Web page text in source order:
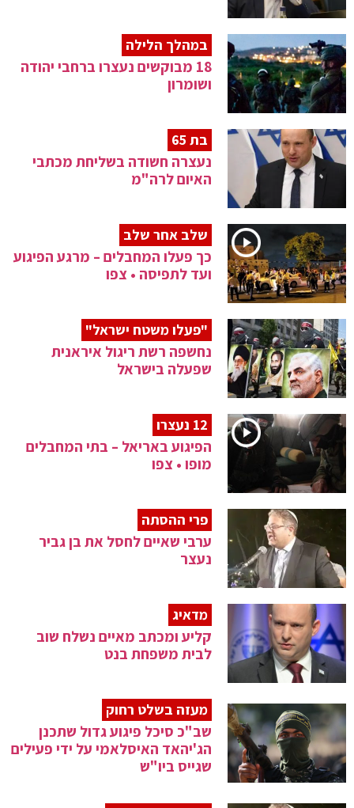
במהלך הלילה
18 מבוקשים נעצרו ברחבי יהודה
ושומרון
בת 65
נעצרה חשודה בשליחת מכתבי
האיום לרה"מ
שלב אחר שלב
כך פעלו המחבלים – מרגע הפיגוע
ועד לתפיסה • צפו
"פעלו משטח ישראל"
נחשפה רשת ריגול איראנית
שפעלה בישראל
12 נעצרו
הפיגוע באריאל – בתי המחבלים
מופו • צפו
פרי ההסתה
ערבי שאיים לחסל את בן גביר
נעצר
מדאיג
קליע ומכתב מאיים נשלח שוב
לבית משפחת בנט
מעזה בשלט רחוק
שב"כ סיכל פיגוע גדול שתכנן
הג'יהאד האיסלאמי על ידי פעילים
שגייס ביו"ש